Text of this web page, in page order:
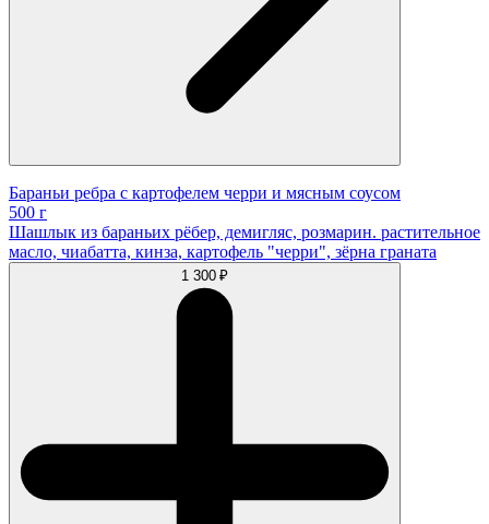
Бараньи ребра с картофелем черри и мясным соусом
500 г
Шашлык из бараньих рёбер, демигляс, розмарин. растительное
масло, чиабатта, кинза, картофель "черри", зёрна граната
1 300 ₽